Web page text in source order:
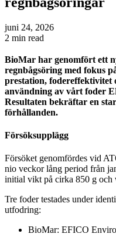
juni 24, 2026
2 min read
BioMar har genomfört ett
regnbågsöring med fokus
prestation, fodereffektivitet
användning av vårt foder
Resultaten bekräftar en
förhållanden.
Försöksupplägg
Försöket genomfördes vid
nio veckor lång period från
initial vikt på cirka 850 g
Tre foder testades under
utfodring:
BioMar: EFICO